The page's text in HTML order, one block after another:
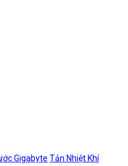
Gigabyte Tản Nhiệt Khí